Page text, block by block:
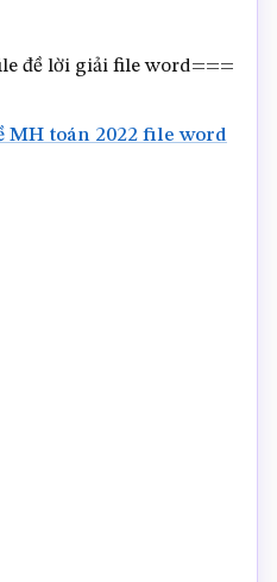
đề lời giải file word===
MH toán 2022 file word